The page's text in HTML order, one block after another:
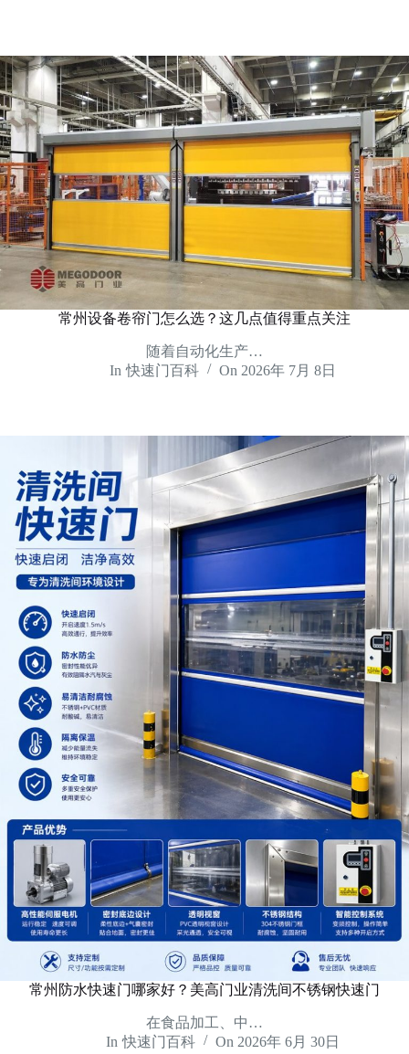
常州设备卷帘门怎么选？这几点值得重点关注
随着自动化生产…
In 快速门百科 On 2026年 7月 8日
常州防水快速门哪家好？美高门业清洗间不锈钢快速门
在食品加工、中…
In 快速门百科 On 2026年 6月 30日